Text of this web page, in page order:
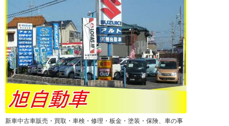
新車中古車販売・買取・車検・修理・板金・塗装・保険、車の事